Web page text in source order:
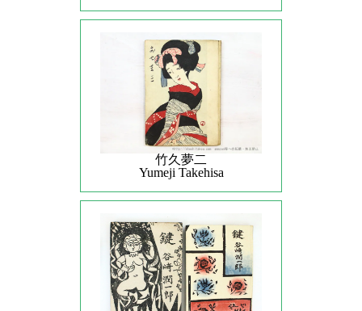
竹久夢二
Yumeji Takehisa